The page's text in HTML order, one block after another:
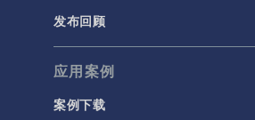
半导体器件
带电粒子追踪
波动光学
发布回顾
应用案例
案例下载